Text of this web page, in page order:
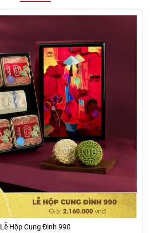
Lễ Hộp Cung Đình 990